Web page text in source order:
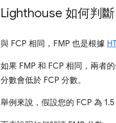
Lighthouse 如何判
與 FCP 相同，FMP 也是根據
如果 FMP 和 FCP 相同，兩者
分數會低於 FCP 分數。
舉例來說，假設您的 FCP 為